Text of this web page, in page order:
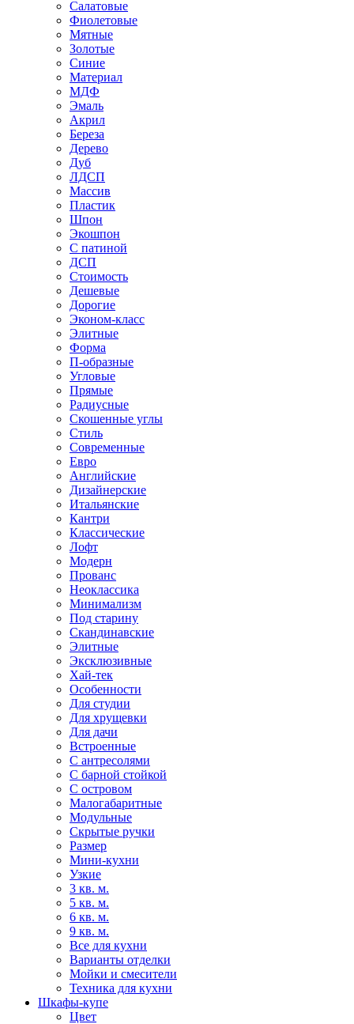
Салатовые
Фиолетовые
Мятные
Золотые
Синие
Материал
МДФ
Эмаль
Акрил
Береза
Дерево
Дуб
ЛДСП
Массив
Пластик
Шпон
Экошпон
С патиной
ДСП
Стоимость
Дешевые
Дорогие
Эконом-класс
Элитные
Форма
П-образные
Угловые
Прямые
Радиусные
Скошенные углы
Стиль
Современные
Евро
Английские
Дизайнерские
Итальянские
Кантри
Классические
Лофт
Модерн
Прованс
Неоклассика
Минимализм
Под старину
Скандинавские
Элитные
Эксклюзивные
Хай-тек
Особенности
Для студии
Для хрущевки
Для дачи
Встроенные
С антресолями
С барной стойкой
С островом
Малогабаритные
Модульные
Скрытые ручки
Размер
Мини-кухни
Узкие
3 кв. м.
5 кв. м.
6 кв. м.
9 кв. м.
Все для кухни
Варианты отделки
Мойки и смесители
Техника для кухни
Шкафы-купе
Цвет